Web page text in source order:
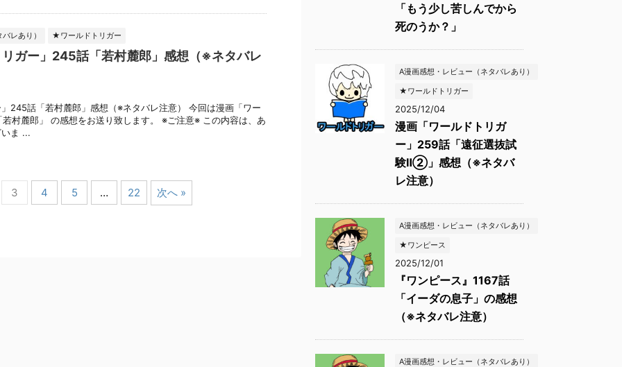
レあり） ★ワールドトリガー
ガー」245話「若村麓郎」感想（※ネタバレ
245話「若村麓郎」感想（※ネタバレ注意） 今回は漫画「ワー
村麓郎」 の感想をお送り致します。 ※ご注意※ この内容は、あ
ま ...
3 4 5 … 22 次へ »
「もう少し苦しんでから
死のうか？」
A漫画感想・レビュー（ネタバレあり）
★ワールドトリガー
2025/12/04
漫画「ワールドトリガ
ー」259話「遠征選抜試
験Ⅱ②」感想（※ネタバ
レ注意）
A漫画感想・レビュー（ネタバレあり）
★ワンピース
2025/12/01
『ワンピース』1167話
「イーダの息子」の感想
（※ネタバレ注意）
A漫画感想・レビュー（ネタバレあり）